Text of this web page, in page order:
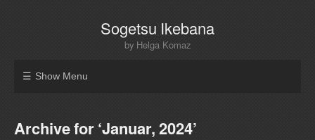
Sogetsu Ikebana
by Helga Komaz
Show Menu
Archive for ‘Januar, 2024’